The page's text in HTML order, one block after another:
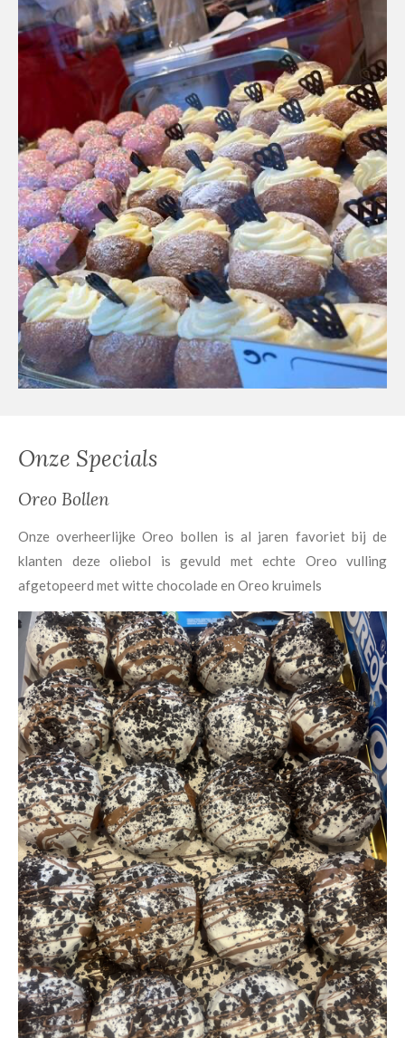
Onze Specials
Oreo Bollen
Onze overheerlijke Oreo bollen is al jaren favoriet bij de
klanten deze oliebol is gevuld met echte Oreo vulling
afgetopeerd met witte chocolade en Oreo kruimels